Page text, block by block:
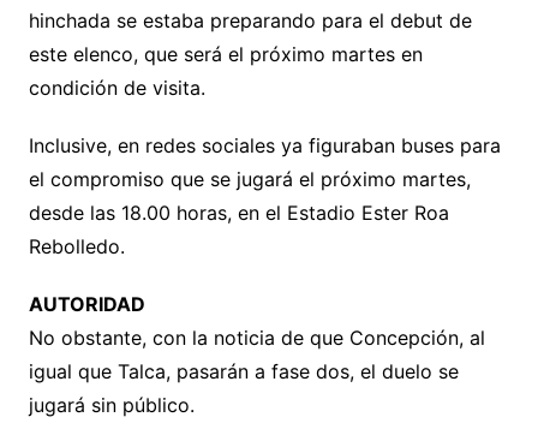
hinchada se estaba preparando para el debut de
este elenco, que será el próximo martes en
condición de visita.
Inclusive, en redes sociales ya figuraban buses para
el compromiso que se jugará el próximo martes,
desde las 18.00 horas, en el Estadio Ester Roa
Rebolledo.
AUTORIDAD
No obstante, con la noticia de que Concepción, al
igual que Talca, pasarán a fase dos, el duelo se
jugará sin público.